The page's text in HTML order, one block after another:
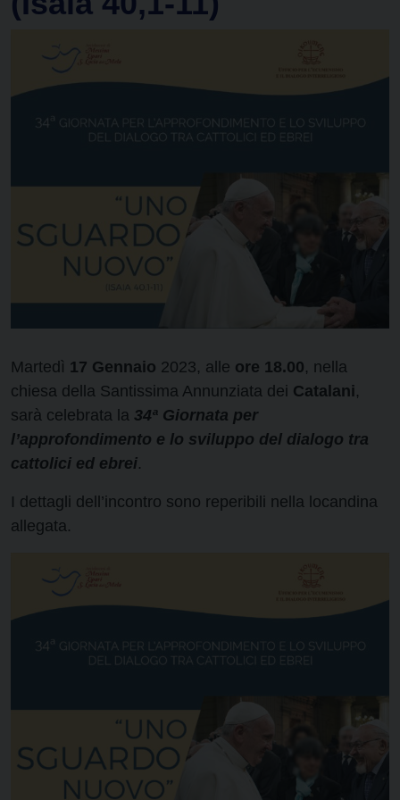
Martedì 17 Gennaio 2023, alle ore 18.00, nella
chiesa della Santissima Annunziata dei Catalani,
sarà celebrata la 34ª Giornata per
l’approfondimento e lo sviluppo del dialogo tra
cattolici ed ebrei.
I dettagli dell’incontro sono reperibili nella locandina
allegata.